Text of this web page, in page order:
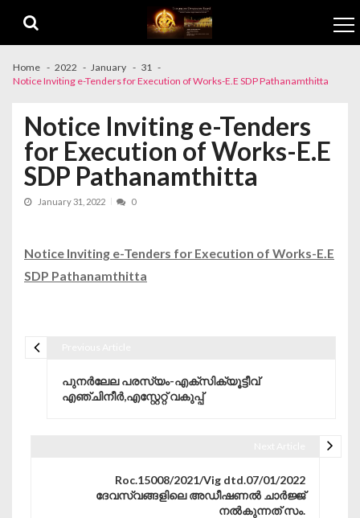
Home 2022 January
31
Notice Inviting e-Tenders for Execution of Works-E.E SDP Pathanamthitta
Notice Inviting e-Tenders
for Execution of Works-E.E
SDP Pathanamthitta
January 31, 2022 0
Notice Inviting e-Tenders for Execution of Works-E.E
SDP Pathanamthitta
പുനർലേല പരസ്യം-എക്‌സിക്യൂട്ടീവ്
എഞ്ചിനീർ,എസ്റ്റേറ്റ് വകുപ്പ്
Roc.15008/2021/Vig dtd.07/01/2022
ദേവസ്വങ്ങളിലെ അഡീഷണൽ ചാർജ്ജ്
നൽകുന്നത് സം.